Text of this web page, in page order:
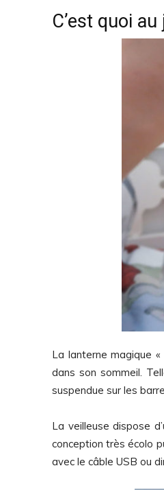
C’est quoi
La lanterne magique «
dans son sommeil.
suspendue sur les
La veilleuse dispose
conception très écolo
avec le câble USB ou